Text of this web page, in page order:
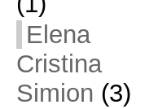
Elena
Cristina
Simion (3)